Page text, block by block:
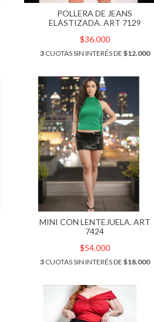
POLLERA DE JEANS
ELASTIZADA. ART 7129
$36.000
3CUOTAS SIN INTERÉS DE $12.000
MINI CON LENTEJUELA. ART
7424
$54.000
3CUOTAS SIN INTERÉS DE $18.000